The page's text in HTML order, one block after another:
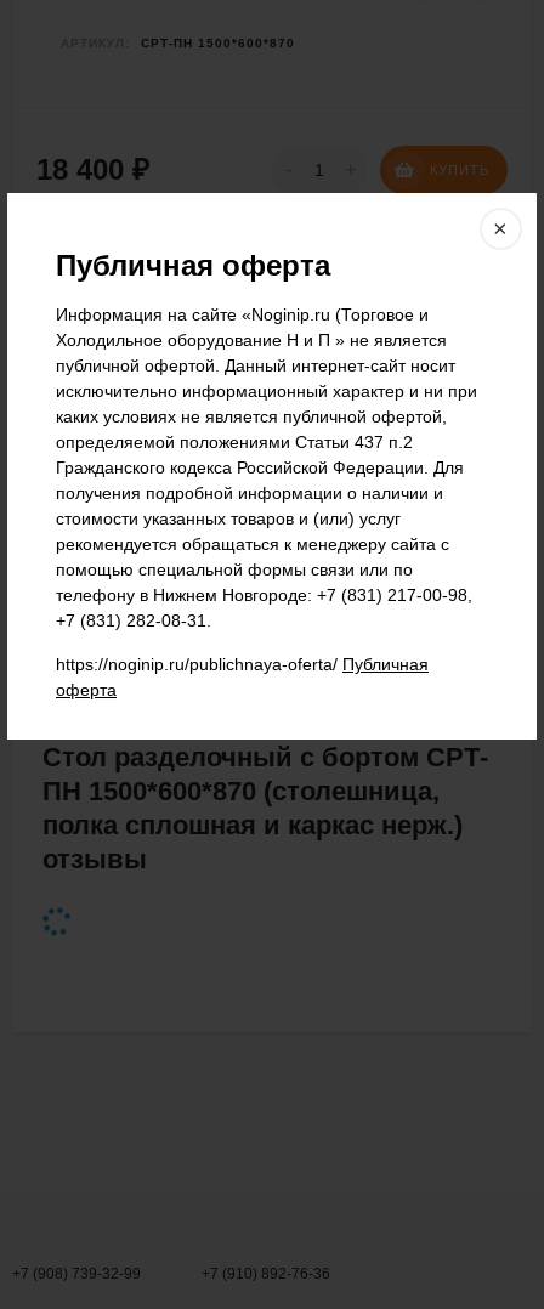
Публичная оферта
Информация на сайте «Noginip.ru (Торговое и
Холодильное оборудование Н и П » не является
публичной офертой. Данный интернет-сайт носит
исключительно информационный характер и ни при
каких условиях не является публичной офертой,
определяемой положениями Статьи 437 п.2
Гражданского кодекса Российской Федерации. Для
получения подробной информации о наличии и
стоимости указанных товаров и (или) услуг
рекомендуется обращаться к менеджеру сайта с
помощью специальной формы связи или по
телефону в Нижнем Новгороде: +7 (831) 217-00-98,
+7 (831) 282-08-31.
https://noginip.ru/publichnaya-oferta/ Публичная
оферта
×
СРТ-ПН 1500*600*870
18 400 ₽ КУПИТЬ
Обзор
Стол разделочный с бортом СРТ-ПН 1500*600*870
столешница, полка сплошная и каркас из нержавеющей
стали.
Характеристики
Бренд ТехНН
Стол разделочный с бортом СРТ-
ПН 1500*600*870 (столешница,
полка сплошная и каркас нерж.)
отзывы
+7 (908) 739-32-99 +7 (910) 892-76-36